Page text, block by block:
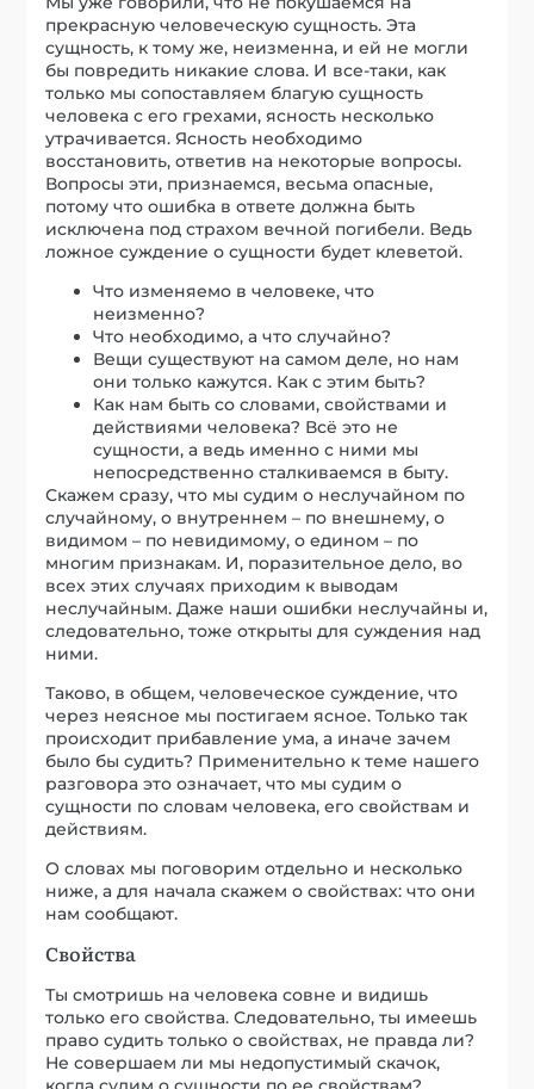
прекрасную человеческую сущность. Эта
сущность, к тому же, неизменна, и ей не могли
бы повредить никакие слова. И все-таки, как
только мы сопоставляем благую сущность
человека с его грехами, ясность несколько
утрачивается. Ясность необходимо
восстановить, ответив на некоторые вопросы.
Вопросы эти, признаемся, весьма опасные,
потому что ошибка в ответе должна быть
исключена под страхом вечной погибели. Ведь
ложное суждение о сущности будет клеветой.
Что изменяемо в человеке, что
неизменно?
Что необходимо, а что случайно?
Вещи существуют на самом деле, но нам
они только кажутся. Как с этим быть?
Как нам быть со словами, свойствами и
действиями человека? Всё это не
сущности, а ведь именно с ними мы
непосредственно сталкиваемся в быту.
Скажем сразу, что мы судим о неслучайном по
случайному, о внутреннем – по внешнему, о
видимом – по невидимому, о едином – по
многим признакам. И, поразительное дело, во
всех этих случаях приходим к выводам
неслучайным. Даже наши ошибки неслучайны и,
следовательно, тоже открыты для суждения над
ними.
Таково, в общем, человеческое суждение, что
через неясное мы постигаем ясное. Только так
происходит прибавление ума, а иначе зачем
было бы судить? Применительно к теме нашего
разговора это означает, что мы судим о
сущности по словам человека, его свойствам и
действиям.
О словах мы поговорим отдельно и несколько
ниже, а для начала скажем о свойствах: что они
нам сообщают.
Свойства
Ты смотришь на человека совне и видишь
только его свойства. Следовательно, ты имеешь
право судить только о свойствах, не правда ли?
Не совершаем ли мы недопустимый скачок,